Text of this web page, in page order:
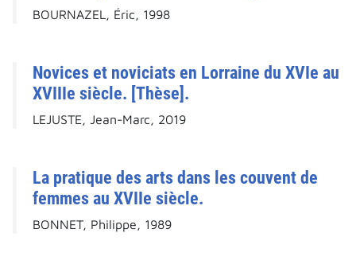
BOURNAZEL, Éric, 1998
Novices et noviciats en Lorraine du XVIe au
XVIIIe siècle. [Thèse].
LEJUSTE, Jean-Marc, 2019
La pratique des arts dans les couvent de
femmes au XVIIe siècle.
BONNET, Philippe, 1989